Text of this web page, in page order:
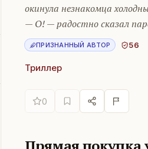
окинула незнакомца
— О! — радостно сказал
ПРИЗНАННЫЙ АВТОР 56
Триллер
0